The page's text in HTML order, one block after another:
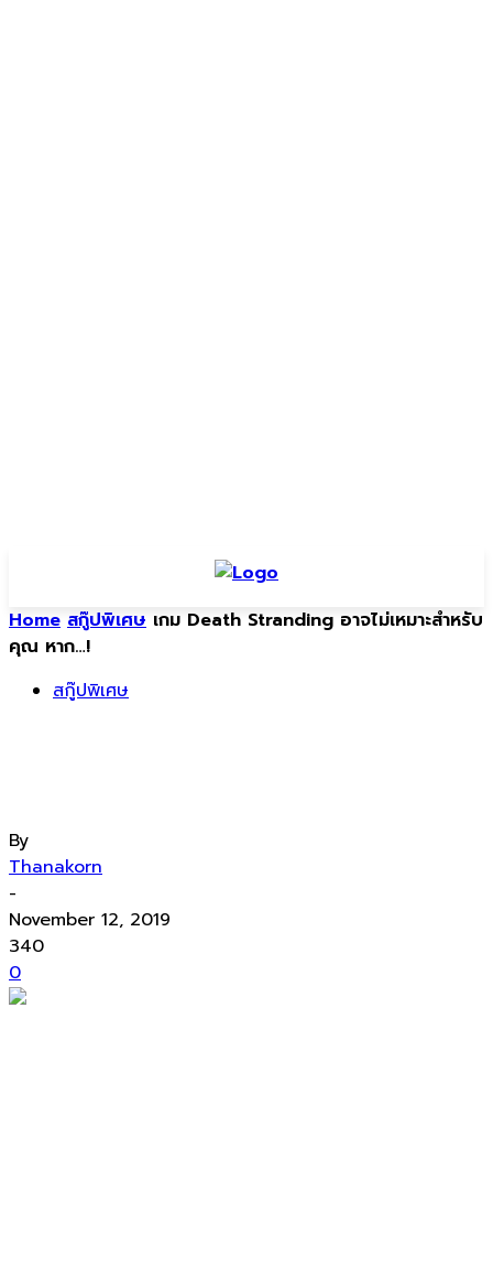
Home สกู๊ปพิเศษ เกม Death Stranding อาจไม่เหมาะสำหรับ
คุณ หาก…!
สกู๊ปพิเศษ
By
Thanakorn
-
November 12, 2019
340
0